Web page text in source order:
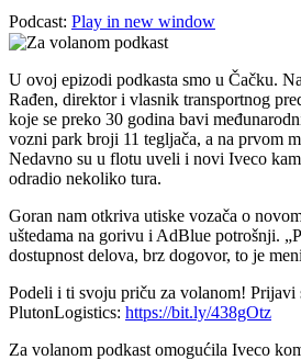
Podcast: Play in new window
U ovoj epizodi podkasta smo u Čačku.
Rađen, direktor i vlasnik transportnog
koje se preko 30 godina bavi
vozni park broji 11 tegljača, a na prvom
Nedavno su u flotu uveli i novi Iveco
odradio nekoliko tura.
Goran nam otkriva utiske vozača o
uštedama na gorivu i AdBlue potrošnji.
dostupnost delova, brz dogovor, to je
Podeli i ti svoju priču za volanom! Prijavi
PlutonLogistics: https://bit.ly/438gOtz
Za volanom podkast omogućila Iveco